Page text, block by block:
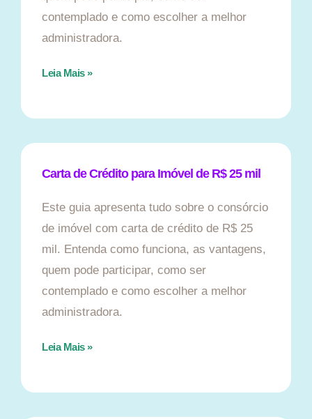
contemplado e como escolher a melhor
administradora.
Leia Mais »
Carta de Crédito para Imóvel de R$ 25 mil
Este guia apresenta tudo sobre o consórcio
de imóvel com carta de crédito de R$ 25
mil. Entenda como funciona, as vantagens,
quem pode participar, como ser
contemplado e como escolher a melhor
administradora.
Leia Mais »